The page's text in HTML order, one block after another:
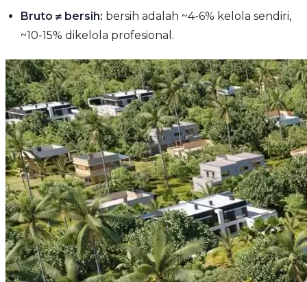
Bruto ≠ bersih: bersih adalah ~4-6% kelola sendiri,
~10-15% dikelola profesional.